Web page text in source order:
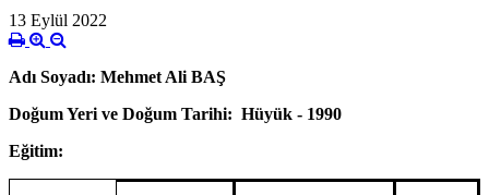
13 Eylül 2022
Adı Soyadı: Mehmet Ali BAŞ
Doğum Yeri ve Doğum Tarihi: Hüyük - 1990
Eğitim: